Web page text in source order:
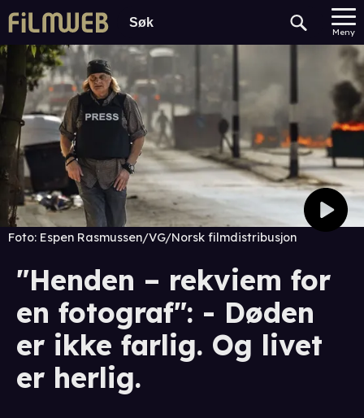
Meny
Foto: Espen Rasmussen/VG/Norsk filmdistribusjon
"Henden – rekviem for
en fotograf": - Døden
er ikke farlig. Og livet
er herlig.